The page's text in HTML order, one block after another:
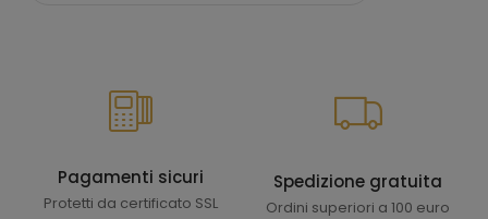
Pagamenti sicuri
Protetti da certificato SSL
Spedizione gratuita
Ordini superiori a 100 euro